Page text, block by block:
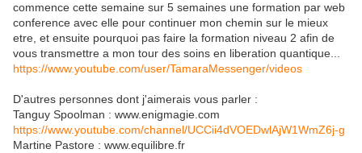
commence cette semaine sur 5 semaines une formation par web
conference avec elle pour continuer mon chemin sur le mieux
etre, et ensuite pourquoi pas faire la formation niveau 2 afin de
vous transmettre a mon tour des soins en liberation quantique...
https://www.youtube.com/user/TamaraMessenger/videos
D'autres personnes dont j'aimerais vous parler :
Tanguy Spoolman : www.enigmagie.com
https://www.youtube.com/channel/UCCii4dVOEDwlAjW1WmZ6j-g
Martine Pastore : www.equilibre.fr